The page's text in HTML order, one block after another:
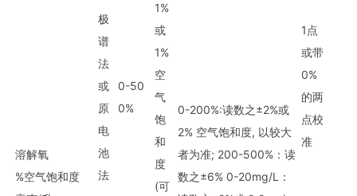
溶解氧
%空气饱和度
极
谱
法
或
原
电
池
法
0-50
0%
1%
或
1%
空
气
饱
和
度
(可
0-200%:读数之±2%或
2% 空气饱和度, 以较大
者为准; 200-500%：读
数之±6% 0-20mg/L：
1点
或带
0%
的两
点校
准